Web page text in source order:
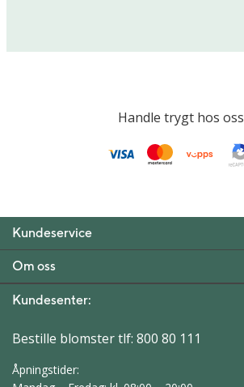
Handle trygt hos oss
Kundeservice
Om oss
Kundesenter:
Bestille blomster tlf: 800 80 111
Åpningstider: